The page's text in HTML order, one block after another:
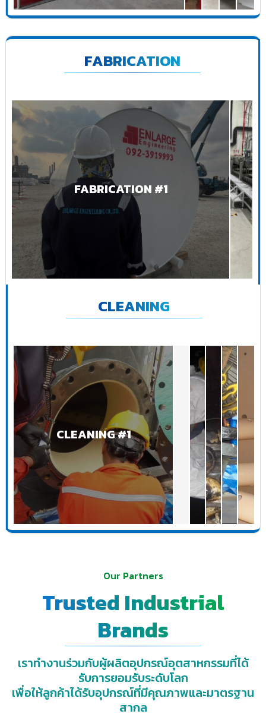
FABRICATION
FABRICATION #1
CLEANING
CLEANING #1
Our Partners
Trusted Industrial
Brands
เราทำงานร่วมกับผู้ผลิตอุปกรณ์อุตสาหกรรมที่ได้
รับการยอมรับระดับโลก
เพื่อให้ลูกค้าได้รับอุปกรณ์ที่มีคุณภาพและมาตรฐาน
สากล